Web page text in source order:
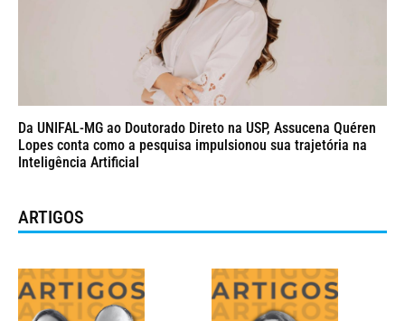
Da UNIFAL-MG ao Doutorado Direto na USP, Assucena Quéren
Lopes conta como a pesquisa impulsionou sua trajetória na
Inteligência Artificial
ARTIGOS